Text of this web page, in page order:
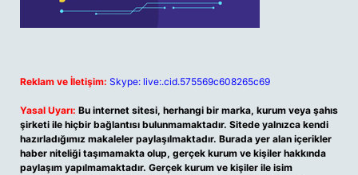
Reklam ve İletişim: Skype: live:.cid.575569c608265c69
Yasal Uyarı: Bu internet sitesi, herhangi bir marka, kurum veya şahıs
şirketi ile hiçbir bağlantısı bulunmamaktadır. Sitede yalnızca kendi
hazırladığımız makaleler paylaşılmaktadır. Burada yer alan içerikler
haber niteliği taşımamakta olup, gerçek kurum ve kişiler hakkında
paylaşım yapılmamaktadır. Gerçek kurum ve kişiler ile isim